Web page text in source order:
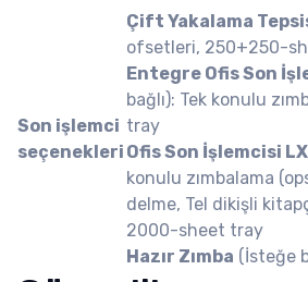
Son işlemci
seçenekleri
Çift Yakalama
ofsetleri, 250+250-
Entegre Ofis Son
bağlı): Tek konulu
tray
Ofis Son İşlemcisi LX
konulu zımbalama
delme, Tel dikişli
2000-sheet tray
Hazır Zımba (İsteğe